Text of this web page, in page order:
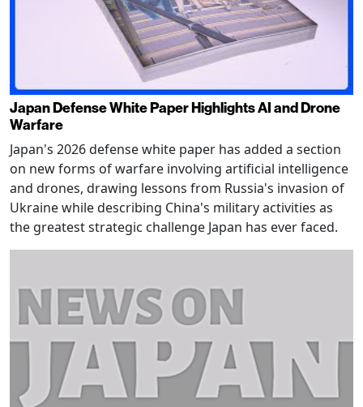
Japan Defense White Paper Highlights AI and Drone
Warfare
Japan's 2026 defense white paper has added a section
on new forms of warfare involving artificial intelligence
and drones, drawing lessons from Russia's invasion of
Ukraine while describing China's military activities as
the greatest strategic challenge Japan has ever faced.